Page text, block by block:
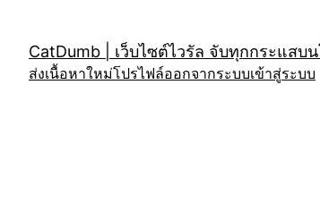
content
CatDumb | เว็บไซต์ไวรัล จับทุกกระแสบ
ส่งเนื้อหาใหม่โปรไฟล์ออกจากระบบเข้าสู่ระบบ